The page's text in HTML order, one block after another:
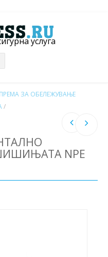
услуга
ЗА ОБЕЛЕЖУВАЊЕ
/
NPE